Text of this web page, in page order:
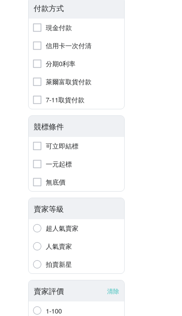
付款方式
現金付款
信用卡一次付清
分期0利率
萊爾富取貨付款
7-11取貨付款
競標條件
可立即結標
一元起標
無底價
賣家等級
超人氣賣家
人氣賣家
拍賣新星
賣家評價 清除
1-100